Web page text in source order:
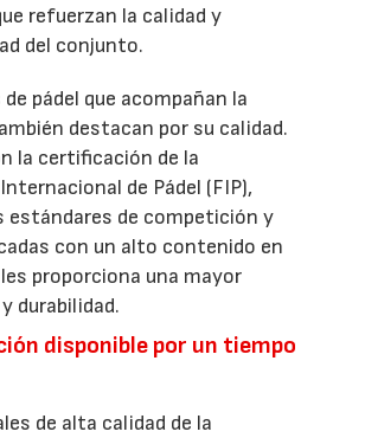
refuerzan la calidad y
del conjunto.
pádel que acompañan la
destacan por su calidad.
la certificación de la
de Pádel (FIP),
estándares de competición y
con un alto contenido en
proporciona una mayor
durabilidad.
disponible por un tiempo
de alta calidad de la